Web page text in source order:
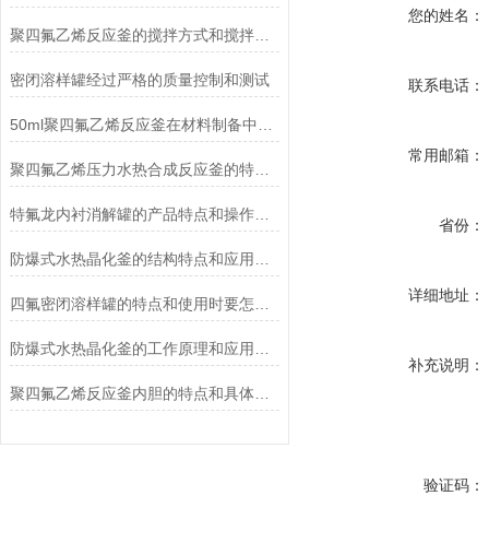
聚四氟乙烯反应釜的搅拌方式和搅拌效果解析
密闭溶样罐经过严格的质量控制和测试
聚四氟乙烯压力水热合成反应釜的特点及使用安全注意事项
特氟龙内衬消解罐的产品特点和操作方法是怎样的？
聚四氟乙烯反应釜内胆的特点和具体操作步骤是怎样的
您的姓名：
联系电话：
常用邮箱：
省份：
详细地址：
补充说明：
验证码：